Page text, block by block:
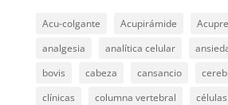
Acu-colgante Acupirámide
analgesia
analítica celular
bovis
cabeza cansancio
clínicas
columna vertebral células